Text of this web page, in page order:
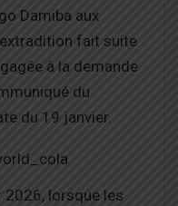
Damiba aux
fait suite
à la demande
du
du 19 janvier.
lorsque les